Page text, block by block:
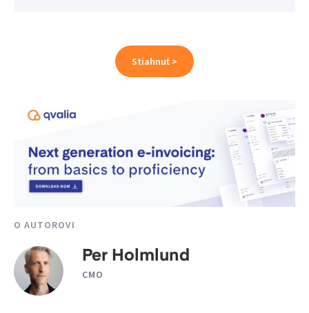
Stiahnuť >
O AUTOROVI
Per Holmlund
CMO